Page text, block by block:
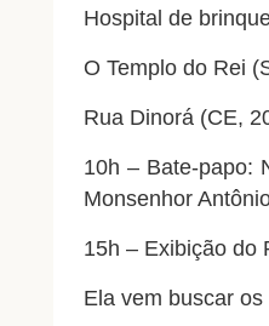
Hospital de
O Templo do Rei
Rua Dinorá (CE,
10h – Bate-papo:
Monsenhor
15h – Exibição do
Ela vem buscar